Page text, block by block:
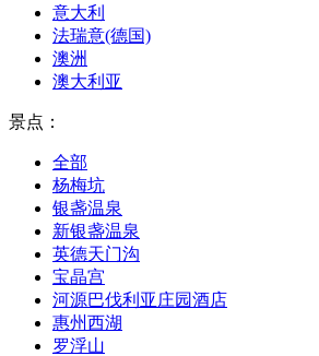
意大利
法瑞意(德国)
澳洲
澳大利亚
景点：
全部
杨梅坑
银盏温泉
新银盏温泉
英德天门沟
宝晶宫
河源巴伐利亚庄园酒店
惠州西湖
罗浮山